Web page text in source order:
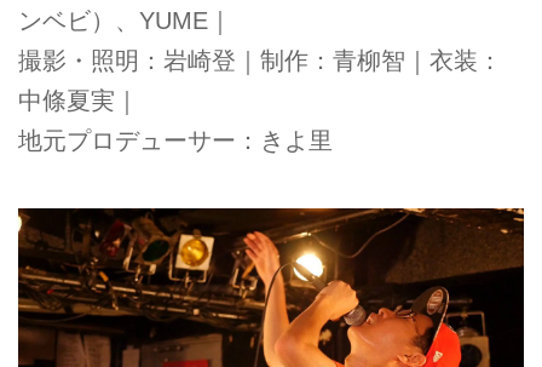
ンベビ）、YUME｜
撮影・照明：岩崎登｜制作：青柳智｜衣装：
中條夏実｜
地元プロデューサー：きよ里